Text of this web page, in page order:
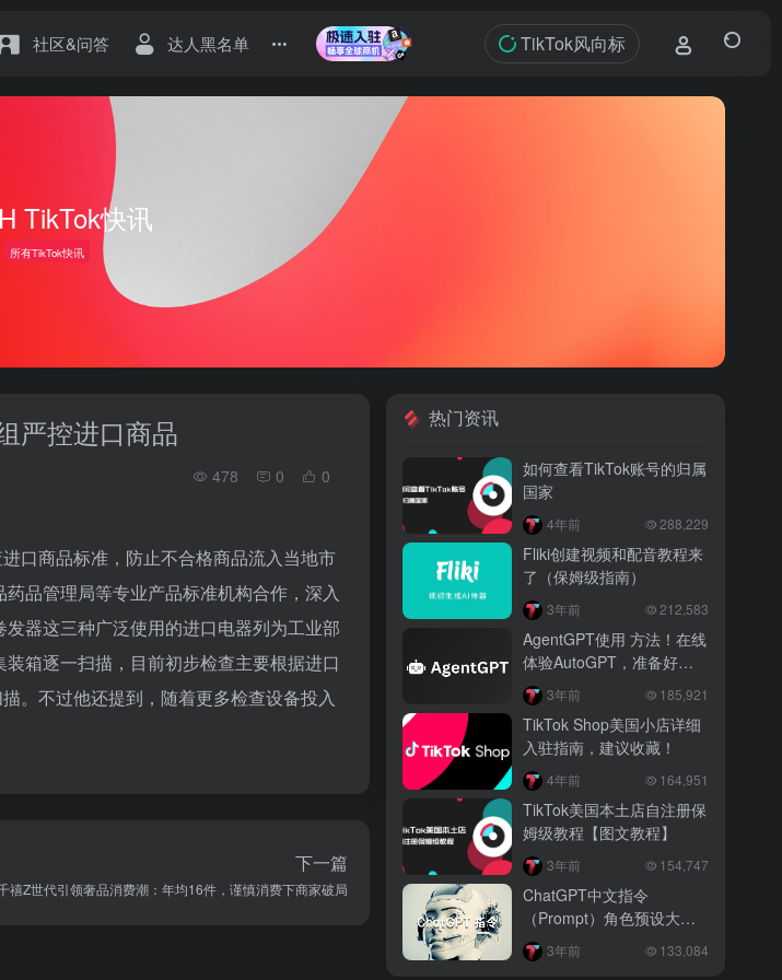
社区&问答 达人黑名单 TikTok风向标
TikTok快讯
所有TikTok快讯
严控进口商品
478 0 0
口商品标准，防止不合格商品流入当地市
品管理局等专业产品标准机构合作，深入
器这三种广泛使用的进口电器列为工业部
箱逐一扫描，目前初步检查主要根据进口
。不过他还提到，随着更多检查设备投入
下一篇
禧Z世代引领奢品消费潮：年均16件，谨慎消费下商家破局
热门资讯
如何查看TikTok账号的归属
国家
4年前 288,229
Fliki创建视频和配音教程来
了（保姆级指南）
3年前 212,583
AgentGPT使用 方法！在线
体验AutoGPT，准备好
ChatGPT API key
3年前 185,921
TikTok Shop美国小店详细
入驻指南，建议收藏！
4年前 164,951
TikTok美国本土店自注册保
姆级教程【图文教程】
3年前 154,747
ChatGPT中文指令
（Prompt）角色预设大
全！让你的AI更懂你！
3年前 133,084